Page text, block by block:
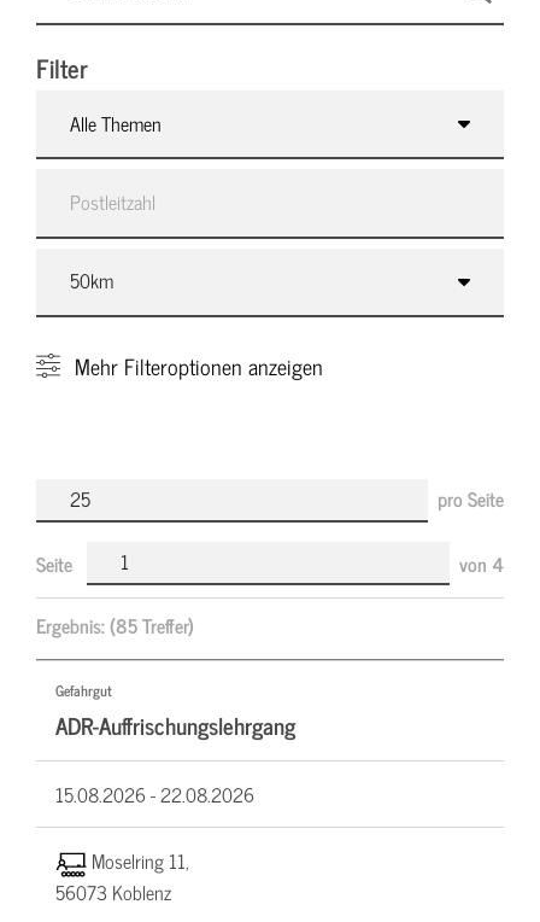
Filter
Alle Themen
Mehr Filteroptionen anzeigen
pro Seite
Seite von 4
Ergebnis:(85 Treffer)
Gefahrgut
ADR-Auffrischungslehrgang
15.08.2026 -22.08.2026
Moselring 11,
56073 Koblenz